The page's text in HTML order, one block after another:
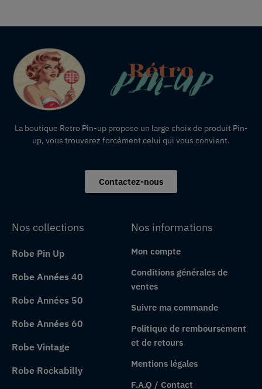
La boutique Retro Pin-up propose un large choix de produit Pin-
up, vous trouverez forcément celui qui vous convient.
Contactez-nous
Nos collections
Robe Pin Up
Robe Années 40
Robe Années 50
Robe Années 60
Robe Vintage
Robe Rockabilly
Nos informations
Mon compte
Conditions générales de
ventes
Suivre ma commande
Politique de remboursement
et de retours
Mentions légales
F.A.Q / Contact